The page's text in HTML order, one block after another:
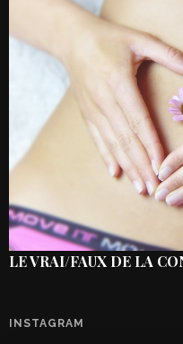
LE VRAI/FAUX DE LA
INSTAGRAM